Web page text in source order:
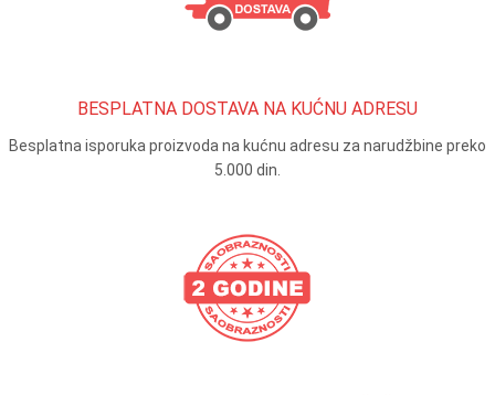
BESPLATNA DOSTAVA NA KUĆNU ADRESU
Besplatna isporuka proizvoda na kućnu adresu za narudžbine preko
5.000 din.